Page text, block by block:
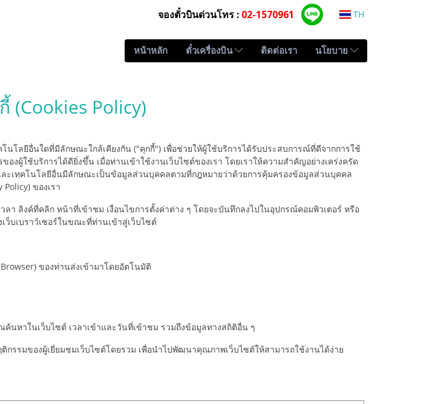
จองตั๋วบินด่วนโทร : 02-1570961 TH
หน้าหลัก ตั๋วเครื่องบิน ติดต่อเรา นโยบาย
(Cookies Policy)
นโลยีอื่นใดที่มีลักษณะใกล้เคียงกัน ("คุกกี้") เพื่อช่วยให้ผู้ใช้บริการได้รับประสบการณ์ที่ดีจากการใช้
ผู้ใช้บริการได้ดียิ่งขึ้น เมื่อท่านเข้าใช้งานเว็บไซต์ของเรา โดยเราให้ความสำคัญอย่างเคร่งครัด
ะเทคโนโลยีอื่นมีลักษณะเป็นข้อมูลส่วนบุคคลตามที่กฎหมายว่าด้วยการคุ้มครองข้อมูลส่วนบุคคล
ของเรา
ลา ลิงค์ที่คลิก หน้าที่เข้าชม เงื่อนไขการตั้งค่าต่าง ๆ โดยจะบันทึกลงไปในอุปกรณ์คอมพิวเตอร์ หรือ
บเบราว์เซอร์ในขณะที่ท่านเข้าสู่เว็บไซต์
ของท่านส่งเข้ามาโดยอัตโนมัติ
หาในเว็บไซต์ เวลาเข้าและวันที่เข้าชม รวมถึงข้อมูลทางสถิติอื่น ๆ
กรรมของผู้เยี่ยมชมเว็บไซต์โดยรวม เพื่อนำไปพัฒนาคุณภาพเว็บไซต์ให้สามารถใช้งานได้ง่าย